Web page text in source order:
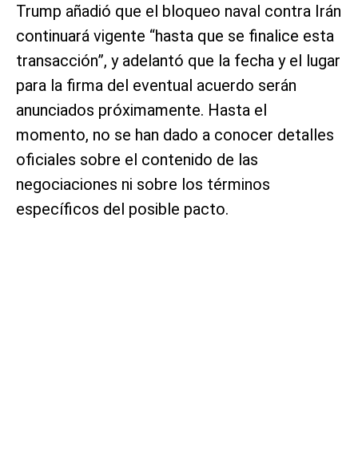
Trump añadió que el bloqueo naval contra Irán
continuará vigente “hasta que se finalice esta
transacción”, y adelantó que la fecha y el lugar
para la firma del eventual acuerdo serán
anunciados próximamente. Hasta el
momento, no se han dado a conocer detalles
oficiales sobre el contenido de las
negociaciones ni sobre los términos
específicos del posible pacto.